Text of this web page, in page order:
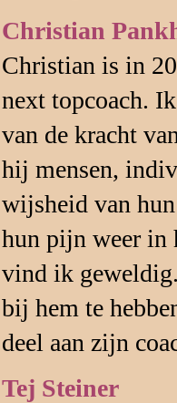
Christian
Christian is in
next topcoach.
van de kracht
hij mensen,
wijsheid van
hun pijn weer in
vind ik
bij hem te
deel aan zijn
Tej Steiner